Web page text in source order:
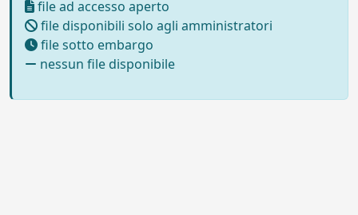
file ad accesso aperto
file disponibili solo agli amministratori
file sotto embargo
nessun file disponibile